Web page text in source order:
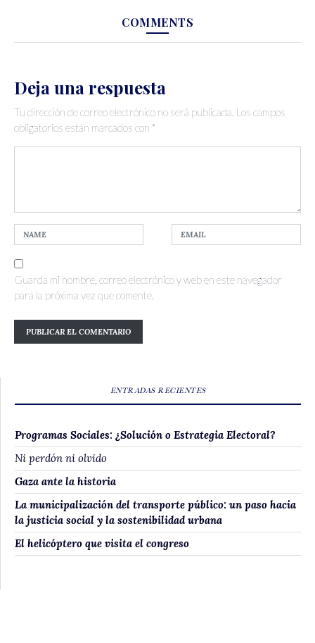
COMMENTS
Deja una respuesta
Tu dirección de correo electrónico no será publicada. Los campos
obligatorios están marcados con *
Guarda mi nombre, correo electrónico y web en este navegador
para la próxima vez que comente.
ENTRADAS RECIENTES
Programas Sociales: ¿Solución o Estrategia Electoral?
Ni perdón ni olvido
Gaza ante la historia
La municipalización del transporte público: un paso hacia
la justicia social y la sostenibilidad urbana
El helicóptero que visita el congreso